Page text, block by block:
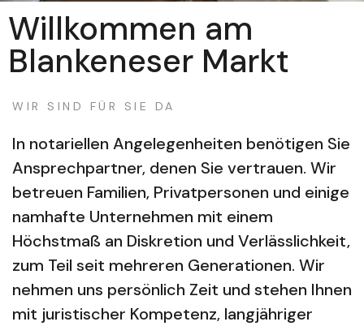
Willkommen am
Blankeneser Markt
WIR SIND FÜR SIE DA
In notariellen Angelegenheiten benötigen Sie
Ansprechpartner, denen Sie vertrauen. Wir
betreuen Familien, Privatpersonen und einige
namhafte Unternehmen mit einem
Höchstmaß an Diskretion und Verlässlichkeit,
zum Teil seit mehreren Generationen. Wir
nehmen uns persönlich Zeit und stehen Ihnen
mit juristischer Kompetenz, langjähriger